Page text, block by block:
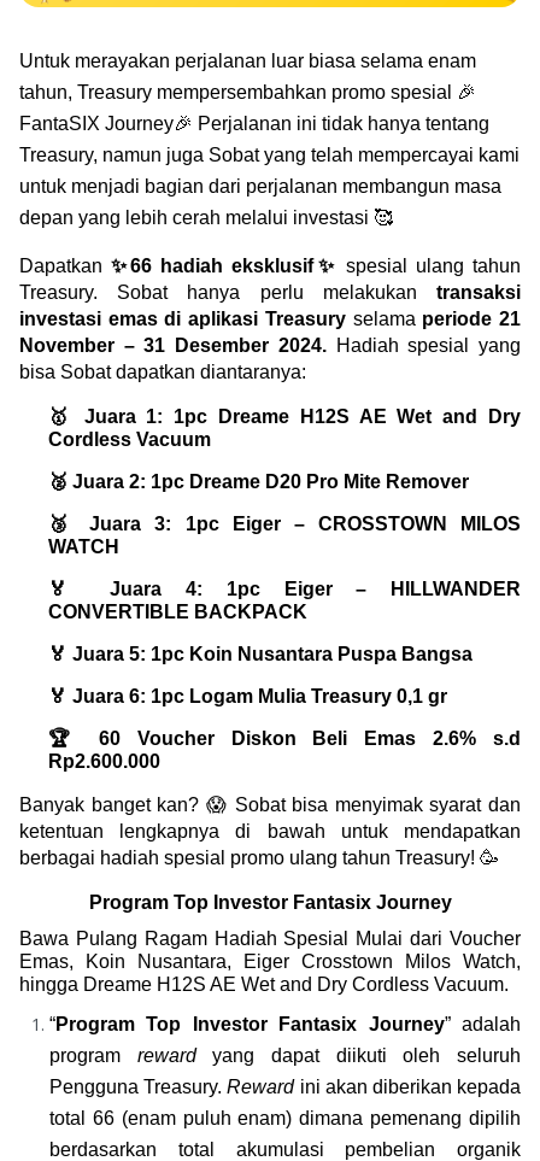
Golden Generation
Profile
Untuk merayakan perjalanan luar biasa selama enam
tahun, Treasury mempersembahkan promo spesial 🎉
FantaSIX Journey🎉 Perjalanan ini tidak hanya tentang
Treasury, namun juga Sobat yang telah mempercayai kami
untuk menjadi bagian dari perjalanan membangun masa
depan yang lebih cerah melalui investasi 🥰
Dapatkan ✨66 hadiah eksklusif✨ spesial ulang tahun
Treasury. Sobat hanya perlu melakukan transaksi
investasi emas di aplikasi Treasury selama periode 21
November – 31 Desember 2024. Hadiah spesial yang
bisa Sobat dapatkan diantaranya:
🥇 Juara 1: 1pc Dreame H12S AE Wet and Dry
Cordless Vacuum
🥈 Juara 2: 1pc Dreame D20 Pro Mite Remover
🥉 Juara 3: 1pc Eiger – CROSSTOWN MILOS
WATCH
🏅 Juara 4: 1pc Eiger – HILLWANDER
CONVERTIBLE BACKPACK
🏅 Juara 5: 1pc Koin Nusantara Puspa Bangsa
🏅 Juara 6: 1pc Logam Mulia Treasury 0,1 gr
🏆 60 Voucher Diskon Beli Emas 2.6% s.d
Rp2.600.000
Banyak banget kan? 😱 Sobat bisa menyimak syarat dan
ketentuan lengkapnya di bawah untuk mendapatkan
berbagai hadiah spesial promo ulang tahun Treasury! 🥳
Program Top Investor Fantasix Journey
Bawa Pulang Ragam Hadiah Spesial Mulai dari Voucher
Emas, Koin Nusantara,
Eiger Crosstown Milos Watch,
hingga Dreame H12S AE Wet and Dry Cordless Vacuum.
“Program Top Investor Fantasix Journey” adalah
program reward yang dapat diikuti oleh seluruh
Pengguna Treasury. Reward ini akan diberikan kepada
total 66 (enam puluh enam) dimana pemenang dipilih
berdasarkan total akumulasi pembelian organik